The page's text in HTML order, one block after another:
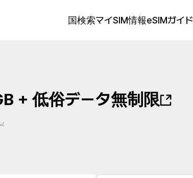
国検索マイSIM情報eSIMガイド
+ 低俗データ無制限